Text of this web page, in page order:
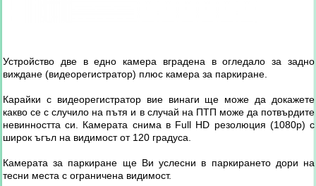
Устройство две в едно камера вградена в огледало за задно
виждане (видеорегистратор) плюс камера за паркиране.
Карайки с видеорегистратор вие винаги ще може да докажете
какво се с случило на пътя и в случай на ПТП може да потвърдите
невинността си. Камерата снима в Full HD резолюция (1080p) с
широк ъгъл на видимост от 120 градуса.
Камерата за паркиране ще Ви услесни в паркирането дори на
тесни места с ограничена видимост.